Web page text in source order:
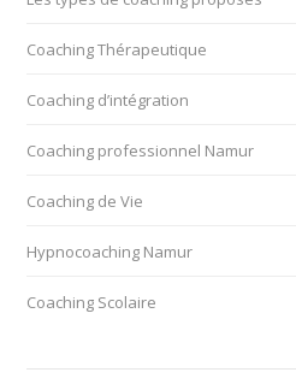
Coaching Thérapeutique
Coaching d’intégration
Coaching professionnel Namur
Coaching de Vie
Hypnocoaching Namur
Coaching Scolaire